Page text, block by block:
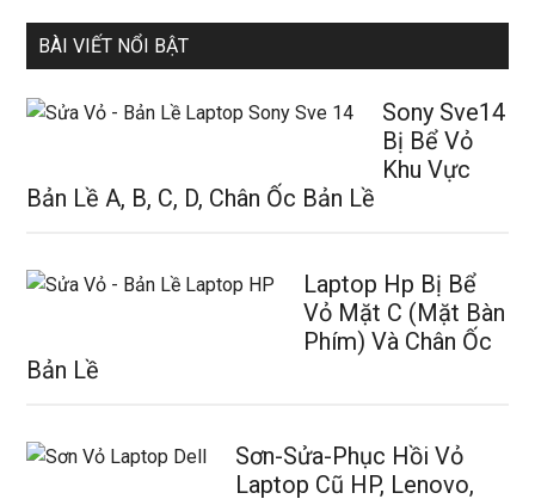
BÀI VIẾT NỔI BẬT
Sony Sve14
Bị Bể Vỏ
Khu Vực
Bản Lề A, B, C, D, Chân Ốc Bản Lề
Laptop Hp Bị Bể
Vỏ Mặt C (Mặt Bàn
Phím) Và Chân Ốc
Bản Lề
Sơn-Sửa-Phục Hồi Vỏ
Laptop Cũ HP, Lenovo,